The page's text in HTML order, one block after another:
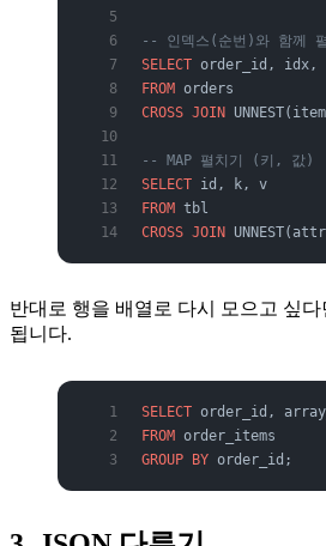
-- 인덱스(순번)와 함께 펼
SELECT order_id, idx,
FROM orders
CROSS JOIN
-- MAP 펼치기 (키, 값)
SELECT id, k, v
FROM tbl
CROSS JOIN
반대로 행을 배열로 다시 모으고 싶다
됩니다.
SELECT order_id,
FROM order_items
GROUP BY order_id;